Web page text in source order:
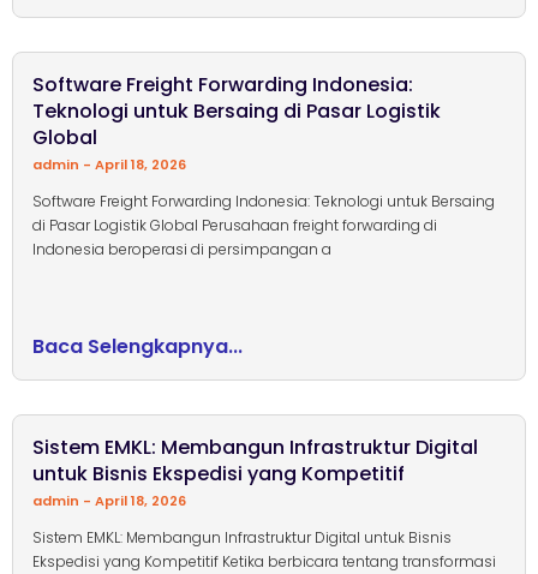
Software Freight Forwarding Indonesia:
Teknologi untuk Bersaing di Pasar Logistik
Global
admin April 18, 2026
Software Freight Forwarding Indonesia: Teknologi untuk Bersaing
di Pasar Logistik Global Perusahaan freight forwarding di
Indonesia beroperasi di persimpangan a
Baca Selengkapnya...
Sistem EMKL: Membangun Infrastruktur Digital
untuk Bisnis Ekspedisi yang Kompetitif
admin April 18, 2026
Sistem EMKL: Membangun Infrastruktur Digital untuk Bisnis
Ekspedisi yang Kompetitif Ketika berbicara tentang transformasi